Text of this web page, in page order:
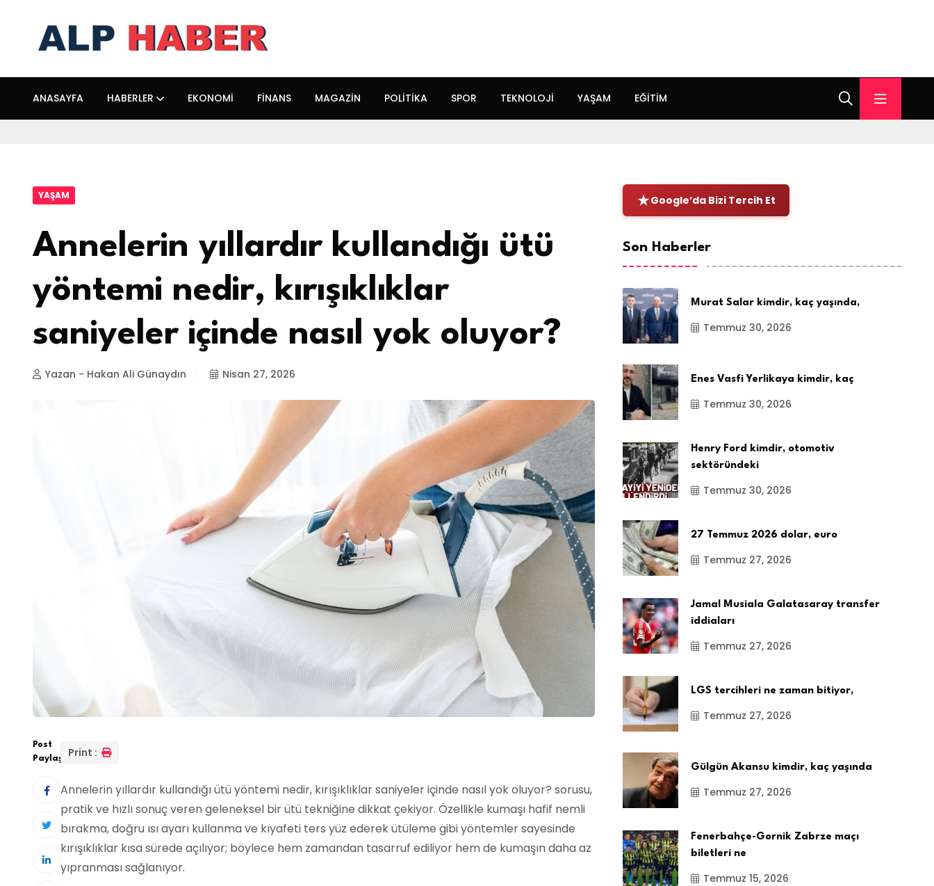
ANASAYFA HABERLER EKONOMI FINANS MAGAZIN POLITIKA SPOR TEKNOLOJI YAŞAM EĞITIM
YAŞAM
Annelerin yıllardır kullandığı ütü
yöntemi nedir, kırışıklıklar
saniyeler içinde nasıl yok oluyor?
Yazan - Hakan Ali Günaydın Nisan 27, 2026
Post
Paylaş:
Print :
Annelerin yıllardır kullandığı ütü yöntemi nedir, kırışıklıklar saniyeler içinde nasıl yok oluyor? sorusu,
pratik ve hızlı sonuç veren geleneksel bir ütü tekniğine dikkat çekiyor. Özellikle kumaşı hafif nemli
bırakma, doğru ısı ayarı kullanma ve kıyafeti ters yüz ederek ütüleme gibi yöntemler sayesinde
kırışıklıklar kısa sürede açılıyor; böylece hem zamandan tasarruf ediliyor hem de kumaşın daha az
yıpranması sağlanıyor.
Google’da Bizi Tercih Et
Son Haberler
Murat Salar kimdir, kaç yaşında,
Temmuz 30, 2026
Enes Vasfi Yerlikaya kimdir, kaç
Temmuz 30, 2026
Henry Ford kimdir, otomotiv
sektöründeki
Temmuz 30, 2026
27 Temmuz 2026 dolar, euro
Temmuz 27, 2026
Jamal Musiala Galatasaray transfer
iddiaları
Temmuz 27, 2026
LGS tercihleri ne zaman bitiyor,
Temmuz 27, 2026
Gülgün Akansu kimdir, kaç yaşında
Temmuz 27, 2026
Fenerbahçe-Gornik Zabrze maçı
biletleri ne
Temmuz 15, 2026